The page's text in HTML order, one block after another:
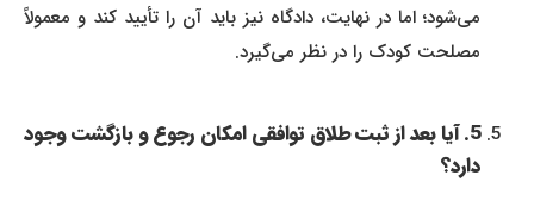
می‌شود؛ اما در نهایت، دادگاه نیز باید آن را تأیید کند و معمولاً
مصلحت کودک را در نظر می‌گیرد.
5. آیا بعد از ثبت طلاق توافقی امکان رجوع و بازگشت وجود
دارد؟